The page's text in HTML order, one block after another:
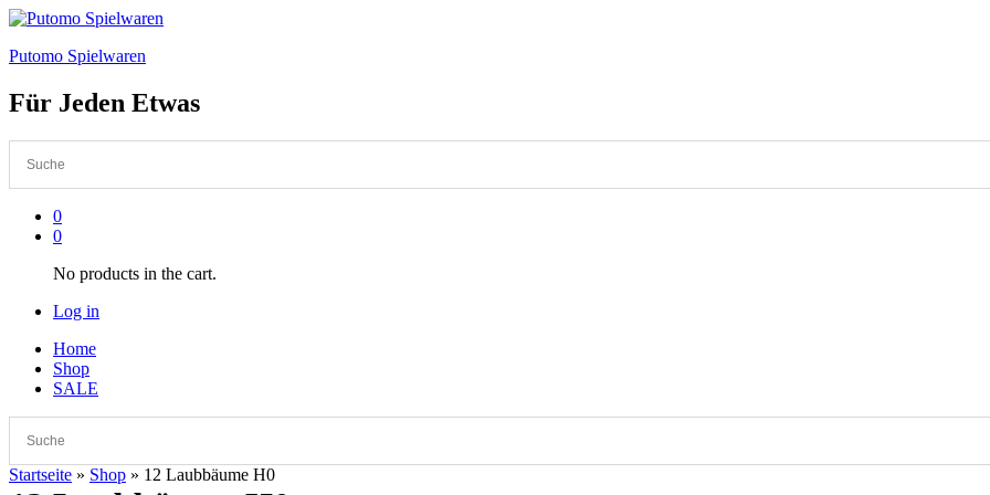
Putomo Spielwaren
Für Jeden Etwas
0
0
No products in the cart.
Log in
Home
Shop
SALE
Startseite » Shop » 12 Laubbäume H0